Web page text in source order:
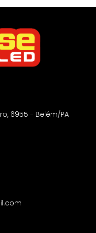
6955 - Belém/PA